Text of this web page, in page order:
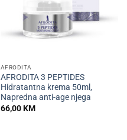
AFRODITA
AFRODITA 3 PEPTIDES
Hidratantna krema 50ml,
Napredna anti-age njega
66,00KM